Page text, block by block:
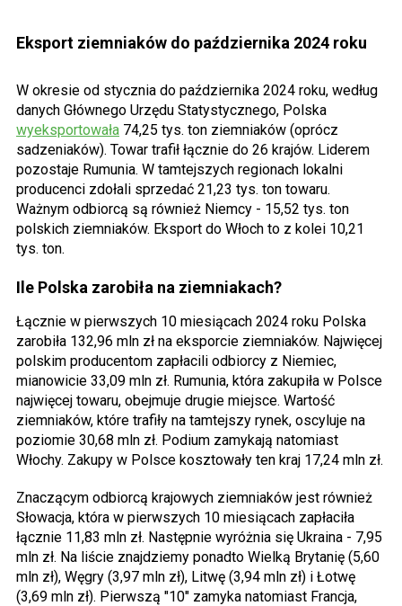
Eksport ziemniaków do października 2024 roku
W okresie od stycznia do października 2024 roku, według
danych Głównego Urzędu Statystycznego, Polska
wyeksportowała 74,25 tys. ton ziemniaków (oprócz
sadzeniaków). Towar trafił łącznie do 26 krajów. Liderem
pozostaje Rumunia. W tamtejszych regionach lokalni
producenci zdołali sprzedać 21,23 tys. ton towaru.
Ważnym odbiorcą są również Niemcy - 15,52 tys. ton
polskich ziemniaków. Eksport do Włoch to z kolei 10,21
tys. ton.
Ile Polska zarobiła na ziemniakach?
Łącznie w pierwszych 10 miesiącach 2024 roku Polska
zarobiła 132,96 mln zł na eksporcie ziemniaków. Najwięcej
polskim producentom zapłacili odbiorcy z Niemiec,
mianowicie 33,09 mln zł. Rumunia, która zakupiła w Polsce
najwięcej towaru, obejmuje drugie miejsce. Wartość
ziemniaków, które trafiły na tamtejszy rynek, oscyluje na
poziomie 30,68 mln zł. Podium zamykają natomiast
Włochy. Zakupy w Polsce kosztowały ten kraj 17,24 mln zł.
Znaczącym odbiorcą krajowych ziemniaków jest również
Słowacja, która w pierwszych 10 miesiącach zapłaciła
łącznie 11,83 mln zł. Następnie wyróżnia się Ukraina - 7,95
mln zł. Na liście znajdziemy ponadto Wielką Brytanię (5,60
mln zł), Węgry (3,97 mln zł), Litwę (3,94 mln zł) i Łotwę
(3,69 mln zł). Pierwszą "10" zamyka natomiast Francja,